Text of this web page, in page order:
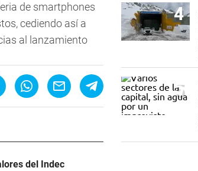
de smartphones
cediendo así a
al lanzamiento
del Indec